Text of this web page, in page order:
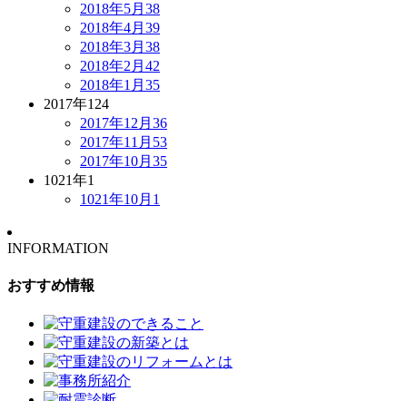
2018年5月 38
2018年4月 39
2018年3月 38
2018年2月 42
2018年1月 35
2017年124
2017年12月 36
2017年11月 53
2017年10月 35
1021年1
1021年10月 1
INFORMATION
おすすめ情報